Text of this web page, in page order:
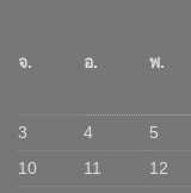
จ. อ. พ.
3
4 5
10
11 12